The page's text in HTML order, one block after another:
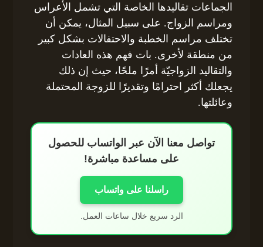
الجماعات تقاليدها الخاصة التي تشمل الأعراس
ومراسم الزواج. على سبيل المثال، يمكن أن
تختلف مراسم الخطبة والاحتفالات بشكل كبير
من منطقة لأخرى. بات فهم هذه العادات
والتقاليد الزواجيّة أمرًا ملحًا، حيث إن ذلك
يجعلك أكثر احترامًا وتقديرًا للزوجة المحتملة
وعائلتها.
تواصل معنا الآن عبر الواتساب للحصول
على مساعدة مباشرة!
راسلنا على واتساب
الرد سريع خلال ساعات العمل.